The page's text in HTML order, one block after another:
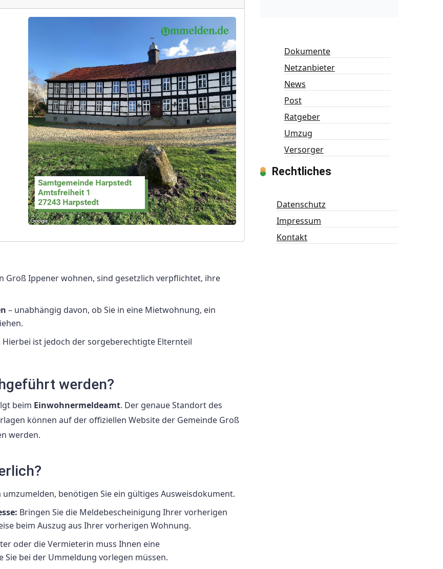
Groß Ippener wohnen, sind gesetzlich verpflichtet, ihre
– unabhängig davon, ob Sie in eine Mietwohnung, ein
ist jedoch der sorgeberechtigte Elternteil
werden?
beim Einwohnermeldeamt. Der genaue Standort des
können auf der offiziellen Website der Gemeinde Groß
werden.
umzumelden, benötigen Sie ein gültiges Ausweisdokument.
Bringen Sie die Meldebescheinigung Ihrer vorherigen
beim Auszug aus Ihrer vorherigen Wohnung.
oder die Vermieterin muss Ihnen eine
bei der Ummeldung vorlegen müssen.
Dokumente
Netzanbieter
News
Post
Ratgeber
Umzug
Versorger
Rechtliches
Datenschutz
Impressum
Kontakt